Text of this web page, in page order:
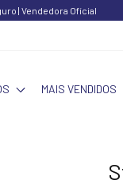
| Vendedora Oficial
MAIS VENDIDOS